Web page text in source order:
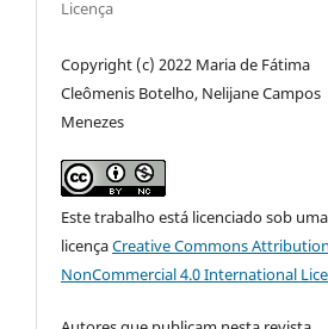
Licença
Copyright (c) 2022 Maria de Fátima
Cleômenis Botelho, Nelijane Campos
Menezes
Este trabalho está licenciado sob uma
licençaCreative Commons
NonCommercial 4.0 International